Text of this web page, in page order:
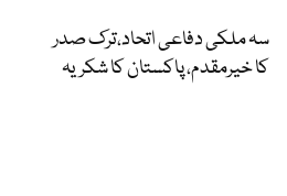
سہ ملکی دفاعی اتحاد،ترک صدر
کا خیرمقدم، پاکستان کا شکریہ